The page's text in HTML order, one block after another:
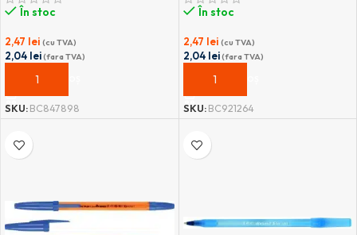
În stoc
2,47 lei (cu TVA)
2,04 lei(fara TVA)
ADAUGĂ ÎN COȘ
SKU:BC847898
În stoc
2,47 lei (cu TVA)
2,04 lei(fara TVA)
ADAUGĂ ÎN COȘ
SKU:BC921264